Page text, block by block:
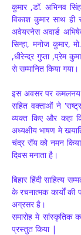
कुमार ,डॉ. अभिनव
विकाश कुमार साथ
अवेयरनेस अवार्ड
सिन्हा, मनोज कुमार,
,धीरेन्द्र गुप्ता ,प्रेम
से सम्मानित किया गया।
इस अवसर पर कमलनय
सहित वक्ताओं ने
व्यक्त किए और कहा
अध्यक्षीय भाषण मे
चंद्र रॉय को नमन
दिवस मनाता है।
बिहार हिंदी साहित्य
के रचनात्मक कार्यों
अग्रसर है।
समारोह मे सांस्कृतिक
प्रस्तुत किया |